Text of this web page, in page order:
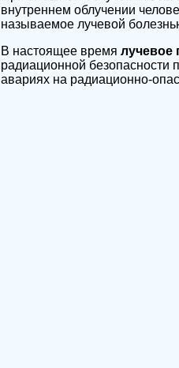
внутреннем облучении
называемое лучевой
В настоящее время лучевое
радиационной безопасности
авариях на радиационно-